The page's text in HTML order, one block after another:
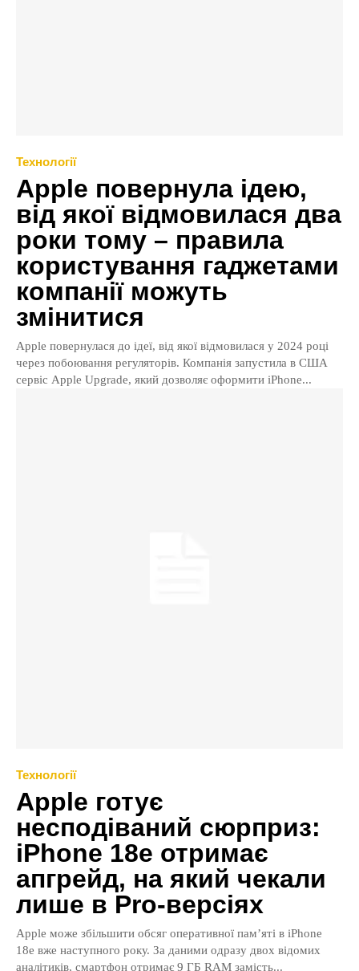
Технології
Apple повернула ідею,
від якої відмовилася два
роки тому – правила
користування гаджетами
компанії можуть
змінитися
Apple повернулася до ідеї, від якої відмовилася у 2024 році
через побоювання регуляторів. Компанія запустила в США
сервіс Apple Upgrade, який дозволяє оформити iPhone...
Технології
Apple готує
несподіваний сюрприз:
iPhone 18e отримає
апгрейд, на який чекали
лише в Pro-версіях
Apple може збільшити обсяг оперативної пам’яті в iPhone
18e вже наступного року. За даними одразу двох відомих
аналітиків, смартфон отримає 9 ГБ RAM замість...